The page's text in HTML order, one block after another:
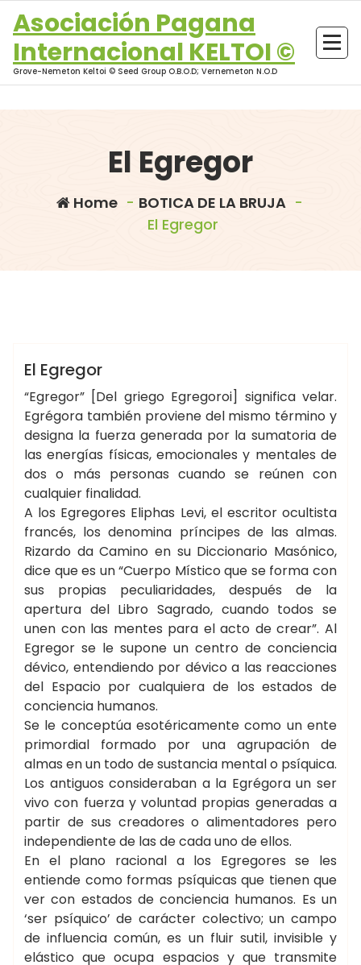
content
Asociación Pagana
Internacional KELTOI ©
Grove-Nemeton Keltoi © Seed Group O.B.O.D; Vernemeton N.O.D
El Egregor
Home- BOTICA DE LA BRUJA-
El Egregor
BOTICA DE LA BRUJA
El Egregor
“Egregor” [Del griego Egregoroi] significa velar.
Egrégora también proviene del mismo término y
designa la fuerza generada por la sumatoria de
las energías físicas, emocionales y mentales de
dos o más personas cuando se reúnen con
cualquier finalidad.
A los Egregores Eliphas Levi, el escritor ocultista
francés, los denomina príncipes de las almas.
Rizardo da Camino en su Diccionario Masónico,
dice que es un “Cuerpo Místico que se forma con
sus propias peculiaridades, después de la
apertura del Libro Sagrado, cuando todos se
unen con las mentes para el acto de crear”. Al
Egregor se le supone un centro de conciencia
dévico, entendiendo por dévico a las reacciones
del Espacio por cualquiera de los estados de
conciencia humanos.
Se le conceptúa esotéricamente como un ente
primordial formado por una agrupación de
almas en un todo de sustancia mental o psíquica.
Los antiguos consideraban a la Egrégora un ser
vivo con fuerza y voluntad propias generadas a
partir de sus creadores o alimentadores pero
independiente de las de cada uno de ellos.
En el plano racional a los Egregores se les
entiende como formas psíquicas que tienen que
ver con estados de conciencia humanos. Es un
‘ser psíquico’ de carácter colectivo; un campo
de influencia común, es un fluir sutil, invisible y
elástico que ocupa espacios y que transmite